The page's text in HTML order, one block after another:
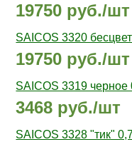
19750 руб./шт
SAICOS 3320
19750 руб./шт
SAICOS 3319 черное
3468 руб./шт
SAICOS 3328 "тик"